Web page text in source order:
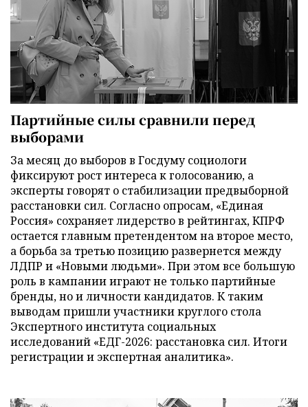
Партийные силы сравнили перед
выборами
За месяц до выборов в Госдуму социологи
фиксируют рост интереса к голосованию, а
эксперты говорят о стабилизации предвыборной
расстановки сил. Согласно опросам, «Единая
Россия» сохраняет лидерство в рейтингах, КПРФ
остается главным претендентом на второе место,
а борьба за третью позицию развернется между
ЛДПР и «Новыми людьми». При этом все большую
роль в кампании играют не только партийные
бренды, но и личности кандидатов. К таким
выводам пришли участники круглого стола
Экспертного института социальных
исследований «ЕДГ-2026: расстановка сил. Итоги
регистрации и экспертная аналитика».